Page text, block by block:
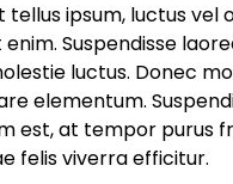
tellus ipsum, luctus vel
Suspendisse
luctus. Donec
elementum.
est, at tempor purus
felis viverra efficitur.